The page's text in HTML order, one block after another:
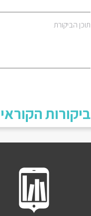
תוכן הביקורת
ביקורות